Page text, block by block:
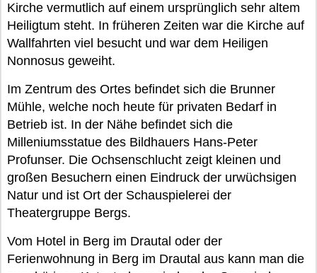
Kirche vermutlich auf einem ursprünglich sehr altem
Heiligtum steht. In früheren Zeiten war die Kirche auf
Wallfahrten viel besucht und war dem Heiligen
Nonnosus geweiht.
Im Zentrum des Ortes befindet sich die Brunner
Mühle, welche noch heute für privaten Bedarf in
Betrieb ist. In der Nähe befindet sich die
Milleniumsstatue des Bildhauers Hans-Peter
Profunser. Die Ochsenschlucht zeigt kleinen und
großen Besuchern einen Eindruck der urwüchsigen
Natur und ist Ort der Schauspielerei der
Theatergruppe Bergs.
Vom Hotel in Berg im Drautal oder der
Ferienwohnung in Berg im Drautal aus kann man die